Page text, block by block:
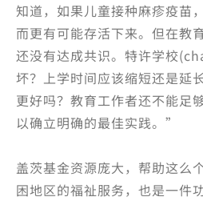
知道，如果儿童接种麻疹疫苗
而更有可能存活下来。但在教
还没有达成共识。特许学校
坏？上学时间应该缩短还是延
更好吗？教育工作者还不能足
以确立明确的最佳实践。”
盖茨基金资源庞大，帮助这么
困地区的福祉服务，也是一件